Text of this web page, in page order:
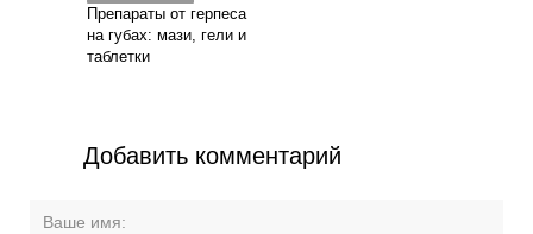
Препараты от герпеса
на губах: мази, гели и
таблетки
Добавить комментарий